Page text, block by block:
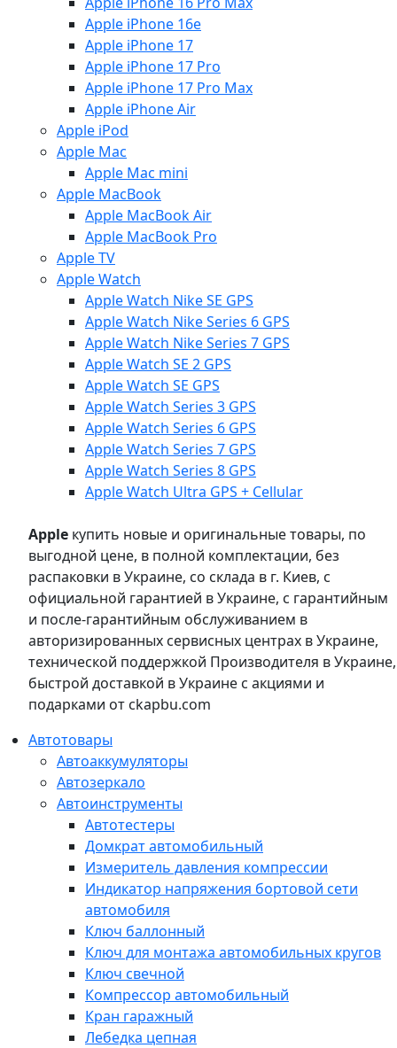
Apple iPhone 16e
Apple iPhone 17
Apple iPhone 17 Pro
Apple iPhone 17 Pro Max
Apple iPhone Air
Apple iPod
Apple Mac
Apple Mac mini
Apple MacBook
Apple MacBook Air
Apple MacBook Pro
Apple TV
Apple Watch
Apple Watch Nike SE GPS
Apple Watch Nike Series 6 GPS
Apple Watch Nike Series 7 GPS
Apple Watch SE 2 GPS
Apple Watch SE GPS
Apple Watch Series 3 GPS
Apple Watch Series 6 GPS
Apple Watch Series 7 GPS
Apple Watch Series 8 GPS
Apple Watch Ultra GPS + Cellular
Apple купить новые и оригинальные товары, по
выгодной цене, в полной комплектации, без
распаковки в Украине, со склада в г. Киев, с
официальной гарантией в Украине, с гарантийным
и после-гарантийным обслуживанием в
авторизированных сервисных центрах в Украине,
технической поддержкой Производителя в Украине,
быстрой доставкой в Украине с акциями и
подарками от ckapbu.com
Автотовары
Автоаккумуляторы
Автозеркало
Автоинструменты
Автотестеры
Домкрат автомобильный
Измеритель давления компрессии
Индикатор напряжения бортовой сети
автомобиля
Ключ баллонный
Ключ для монтажа автомобильных кругов
Ключ свечной
Компрессор автомобильный
Кран гаражный
Лебедка цепная